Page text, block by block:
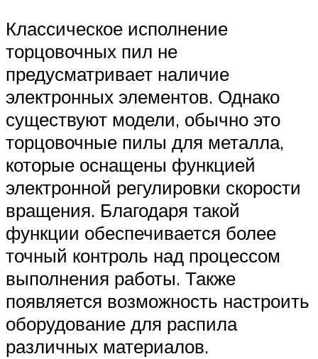
Классическое исполнение
торцовочных пил не
предусматривает наличие
электронных элементов. Однако
существуют модели, обычно это
торцовочные пилы для металла,
которые оснащены функцией
электронной регулировки скорости
вращения. Благодаря такой
функции обеспечивается более
точный контроль над процессом
выполнения работы. Также
появляется возможность настроить
оборудование для распила
различных материалов.